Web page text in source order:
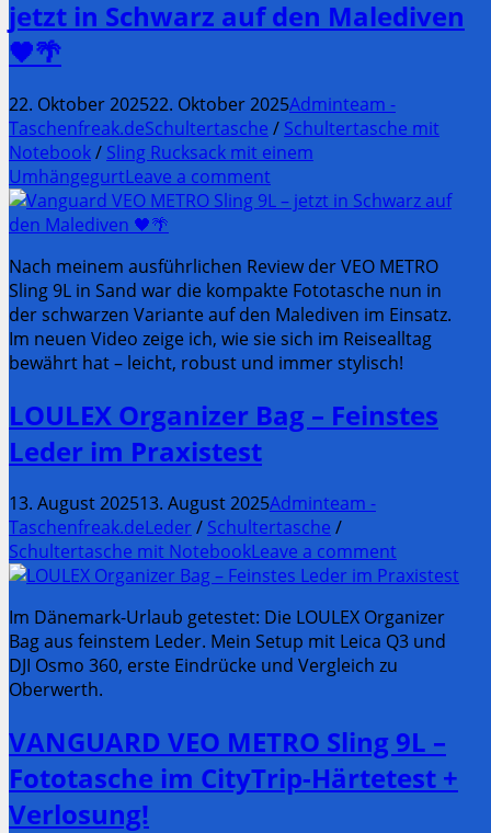
jetzt in Schwarz auf den Malediven
🖤🌴
22. Oktober 202522. Oktober 2025Adminteam -
Taschenfreak.deSchultertasche / Schultertasche mit
Notebook/ Sling Rucksack mit einem
UmhängegurtLeave a comment
Nach meinem ausführlichen Review der VEO METRO
Sling 9L in Sand war die kompakte Fototasche nun in
der schwarzen Variante auf den Malediven im Einsatz.
Im neuen Video zeige ich, wie sie sich im Reisealltag
bewährt hat – leicht, robust und immer stylisch!
LOULEX Organizer Bag – Feinstes
Leder im Praxistest
13. August 202513. August 2025Adminteam -
Taschenfreak.deLeder / Schultertasche /
Schultertasche mit NotebookLeave a comment
Im Dänemark-Urlaub getestet: Die LOULEX Organizer
Bag aus feinstem Leder. Mein Setup mit Leica Q3 und
DJI Osmo 360, erste Eindrücke und Vergleich zu
Oberwerth.
VANGUARD VEO METRO Sling 9L –
Fototasche im CityTrip-Härtetest +
Verlosung!